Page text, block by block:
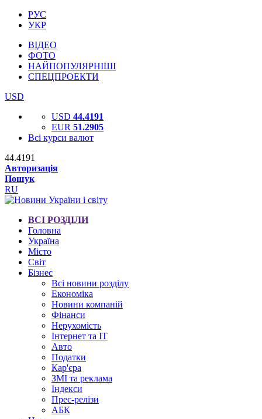
РУС
УКР
ВІДЕО
ФОТО
НАЙПОПУЛЯРНІШІ
СПЕЦПРОЕКТИ
USD
USD 44.4191
EUR 51.2905
Всі курси валют
44.4191
Авторизація
Пошук
RU
ВСІ РОЗДІЛИ
Головна
Україна
Місто
Світ
Бізнес
Всі новини розділу
Економіка
Новини компаній
Фінанси
Нерухомість
Інтернет та IT
Авто
Податки
Кар'єра
ЗМІ та реклама
Індекси
Прес-релізи
АБК